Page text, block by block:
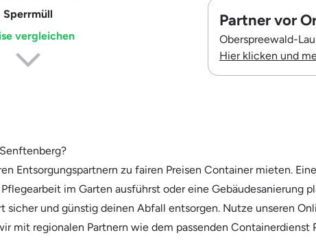
Sperrmüll
vergleichen
Partner vor
Oberspreewald-
Hier klicken und
Entsorgungspartnern zu fairen Preisen Container mieten.
im Garten ausführst oder eine Gebäudesanierung
und günstig deinen Abfall entsorgen. Nutze unseren
mit regionalen Partnern wie dem passenden Containerdienst